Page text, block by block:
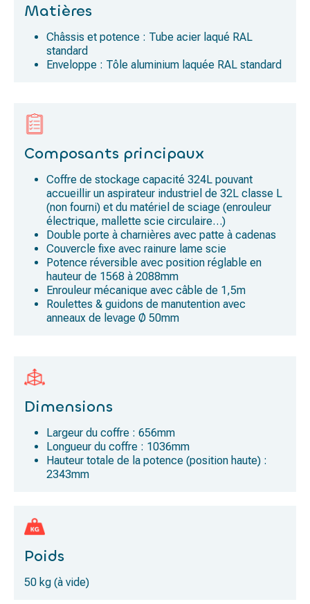
Matières
Châssis et potence : Tube acier laqué RAL
standard
Enveloppe : Tôle aluminium laquée RAL standard
Composants principaux
Coffre de stockage capacité 324L pouvant
accueillir un aspirateur industriel de 32L classe L
(non fourni) et du matériel de sciage (enrouleur
électrique, mallette scie circulaire…)
Double porte à charnières avec patte à cadenas
Couvercle fixe avec rainure lame scie
Potence réversible avec position réglable en
hauteur de 1568 à 2088mm
Enrouleur mécanique avec câble de 1,5m
Roulettes & guidons de manutention avec
anneaux de levage Ø 50mm
Dimensions
Largeur du coffre : 656mm
Longueur du coffre : 1036mm
Hauteur totale de la potence (position haute) :
2343mm
Poids
50 kg (à vide)